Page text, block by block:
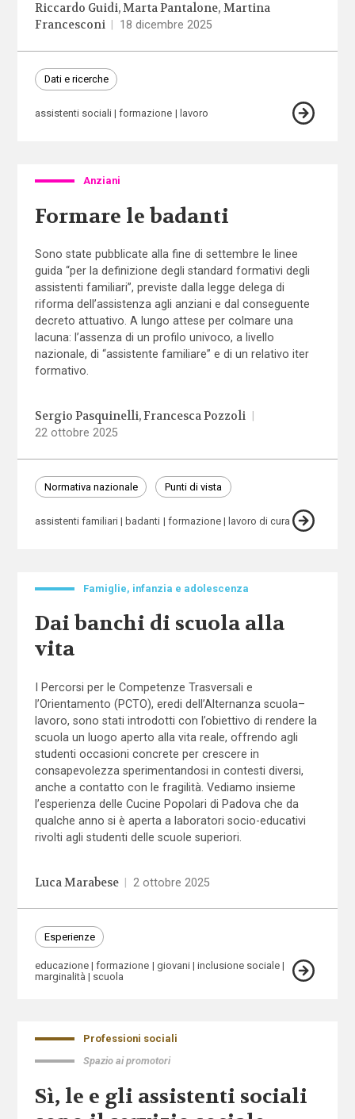
Riccardo Guidi Marta Pantalone Martina
Francesconi
18 dicembre 2025
Dati e ricerche
assistenti sociali formazione lavoro
Anziani
Formare le badanti
Sono state pubblicate alla fine di settembre le linee
guida “per la definizione degli standard formativi degli
assistenti familiari”, previste dalla legge delega di
riforma dell’assistenza agli anziani e dal conseguente
decreto attuativo. A lungo attese per colmare una
lacuna: l’assenza di un profilo univoco, a livello
nazionale, di “assistente familiare” e di un relativo iter
formativo.
Sergio Pasquinelli Francesca Pozzoli
22 ottobre 2025
Normativa nazionale Punti di vista
assistenti familiari badanti formazione lavoro di cura
Famiglie, infanzia e adolescenza
Dai banchi di scuola alla
vita
I Percorsi per le Competenze Trasversali e
l’Orientamento (PCTO), eredi dell’Alternanza scuola–
lavoro, sono stati introdotti con l’obiettivo di rendere la
scuola un luogo aperto alla vita reale, offrendo agli
studenti occasioni concrete per crescere in
consapevolezza sperimentandosi in contesti diversi,
anche a contatto con le fragilità. Vediamo insieme
l’esperienza delle Cucine Popolari di Padova che da
qualche anno si è aperta a laboratori socio-educativi
rivolti agli studenti delle scuole superiori.
Luca Marabese 2 ottobre 2025
Esperienze
educazione formazione giovani
inclusione sociale
marginalità
scuola
Professioni sociali
Spazio ai promotori
Sì, le e gli assistenti sociali